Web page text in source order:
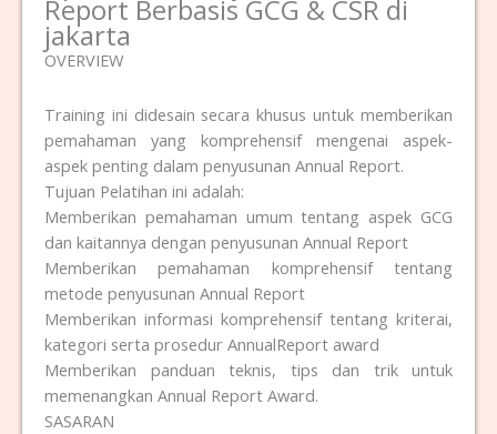
OVERVIEW
Training ini didesain secara khusus untuk memberikan
pemahaman yang komprehensif mengenai aspek-
aspek penting dalam penyusunan Annual Report.
Tujuan Pelatihan ini adalah:
Memberikan pemahaman umum tentang aspek GCG
dan kaitannya dengan penyusunan Annual Report
Memberikan pemahaman komprehensif tentang
metode penyusunan Annual Report
Memberikan informasi komprehensif tentang kriterai,
kategori serta prosedur AnnualReport award
Memberikan panduan teknis, tips dan trik untuk
memenangkan Annual Report Award.
SASARAN